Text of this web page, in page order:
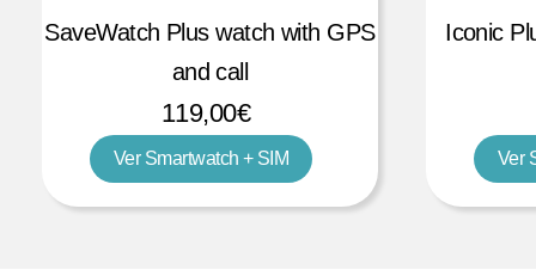
SaveWatch Plus watch with GPS
and call
119,00€
Ver Smartwatch + SIM
Iconic
Ver